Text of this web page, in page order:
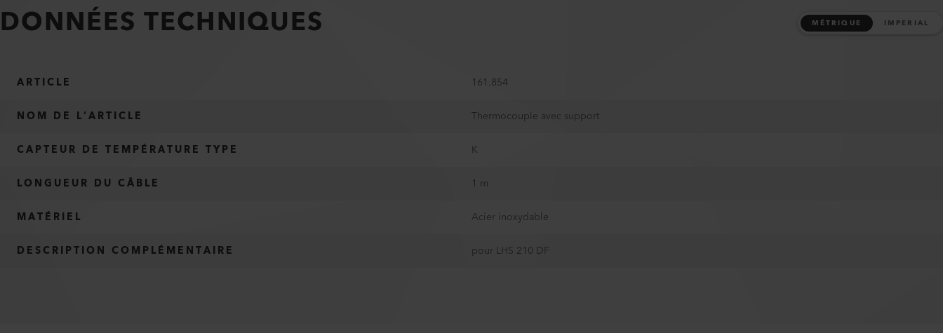
DONNÉES TECHNIQUES MÉTRIQUE IMPERIAL
ARTICLE
161.854
NOM DE L’ARTICLE
Thermocouple avec support
CAPTEUR DE TEMPÉRATURE TYPE
K
LONGUEUR DU CÂBLE
1 m
MATÉRIEL
Acier inoxydable
DESCRIPTION COMPLÉMENTAIRE
pour LHS 210 DF